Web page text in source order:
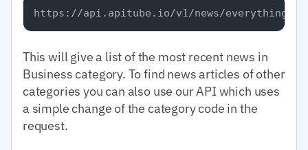
This will give a list of the most recent news in
Business category. To find news articles of other
categories you can also use our API which uses
a simple change of the category code in the
request.